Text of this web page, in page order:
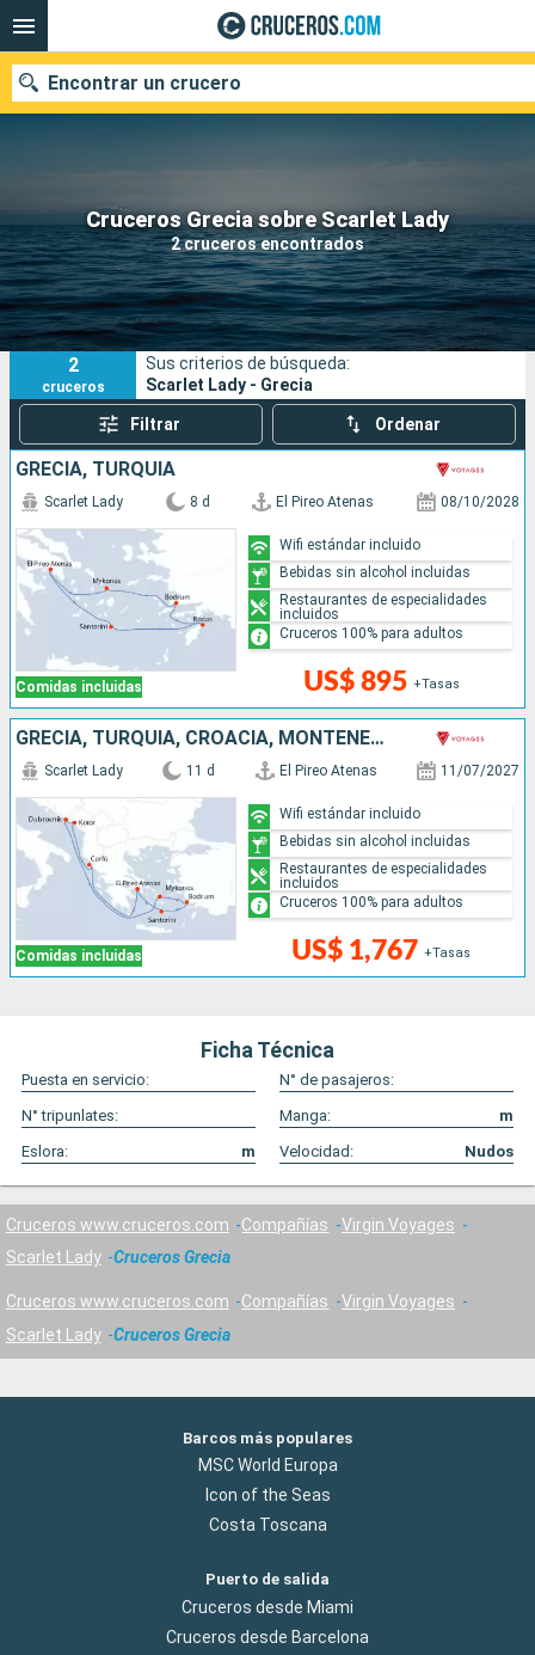
Cruceros Grecia sobre Scarlet Lady
2 cruceros encontrados
Encontrar un crucero
Nuestros destinos
Fecha de salida
Puertos Compañías
Buscar
2
cruceros
Sus criterios de búsqueda:
Scarlet Lady - Grecia
Filtrar Ordenar
GRECIA, TURQUÍA
Comidas incluidas
Scarlet Lady 8 d El Pireo Atenas 08/10/2028
US$ 895 +Tasas
Wifi estándar incluido
Bebidas sin alcohol incluidas
Restaurantes de especialidades
incluidos
Cruceros 100% para adultos
GRECIA, TURQUÍA, CROACIA, MONTENEGRO
Comidas incluidas
Scarlet Lady 11 d El Pireo Atenas 11/07/2027
US$ 1,767 +Tasas
Wifi estándar incluido
Bebidas sin alcohol incluidas
Restaurantes de especialidades
incluidos
Cruceros 100% para adultos
Ficha Técnica
Puesta en servicio:
N° de pasajeros:
N° tripunlates:
Manga:
m
Eslora:
m Velocidad: Nudos
Cruceros www.cruceros.com Compañías
Virgin Voyages
Scarlet Lady
Cruceros Grecia
Cruceros www.cruceros.com Compañías
Virgin Voyages
Scarlet Lady
Cruceros Grecia
Barcos más populares
MSC World Europa
Icon of the Seas
Costa Toscana
Puerto de salida
Cruceros desde Miami
Cruceros desde Barcelona